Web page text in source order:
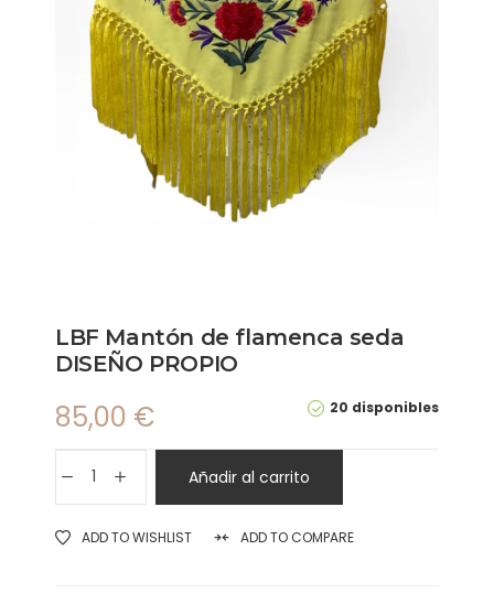
LBF Mantón de flamenca seda
DISEÑO PROPIO
20 disponibles
85,00 €
Añadir al carrito
ADD TO WISHLIST ADD TO COMPARE